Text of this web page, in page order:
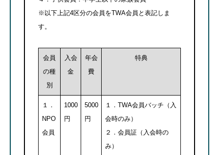
※以下上記4区分の会員をTWA会員と表記しま
す。
会員
の種
別
入会
金
年会
費
特典
１．
NPO
会員
1000
円
5000
円
１．TWA会員バッチ（入
会時のみ）
２．会員証（入会時の
み）